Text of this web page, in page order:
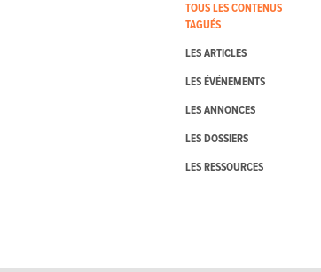
TOUS LES CONTENUS
TAGUÉS
LES ARTICLES
LES ÉVÉNEMENTS
LES ANNONCES
LES DOSSIERS
LES RESSOURCES